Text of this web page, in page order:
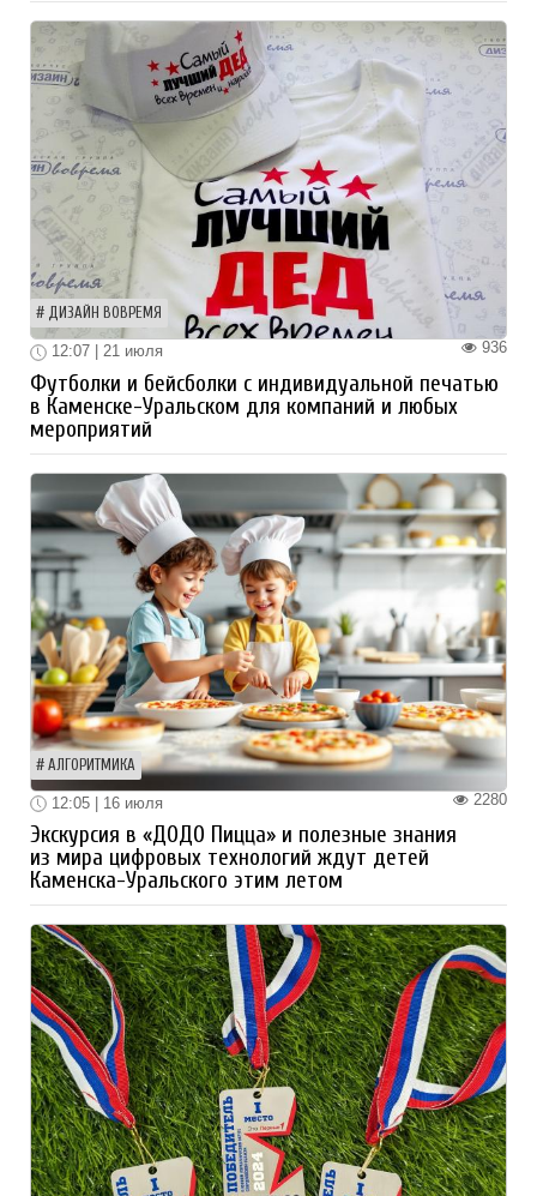
ДИЗАЙН ВОВРЕМЯ
936
12:07 | 21 июля
Футболки и бейсболки с индивидуальной печатью
в Каменске-Уральском для компаний и любых
мероприятий
АЛГОРИТМИКА
2280
12:05 | 16 июля
Экскурсия в «ДОДО Пицца» и полезные знания
из мира цифровых технологий ждут детей
Каменска-Уральского этим летом